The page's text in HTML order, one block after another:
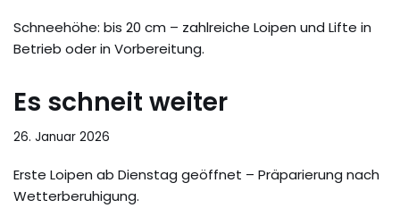
Schneehöhe: bis 20 cm – zahlreiche Loipen und Lifte in
Betrieb oder in Vorbereitung.
Es schneit weiter
26. Januar 2026
Erste Loipen ab Dienstag geöffnet – Präparierung nach
Wetterberuhigung.